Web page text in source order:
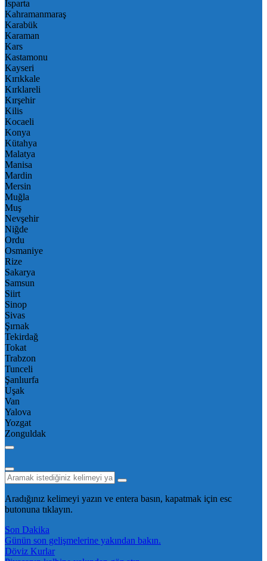
Isparta
Kahramanmaraş
Karabük
Karaman
Kars
Kastamonu
Kayseri
Kırıkkale
Kırklareli
Kırşehir
Kilis
Kocaeli
Konya
Kütahya
Malatya
Manisa
Mardin
Mersin
Muğla
Muş
Nevşehir
Niğde
Ordu
Osmaniye
Rize
Sakarya
Samsun
Siirt
Sinop
Sivas
Şırnak
Tekirdağ
Tokat
Trabzon
Tunceli
Şanlıurfa
Uşak
Van
Yalova
Yozgat
Zonguldak
Aradığınız kelimeyi yazın ve entera basın, kapatmak için esc
butonuna tıklayın.
Son Dakika
Günün son gelişmelerine yakından bakın.
Döviz Kurlar